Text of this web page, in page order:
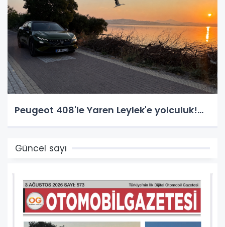
Peugeot 408'le Yaren Leylek'e yolculuk!...
Güncel sayı